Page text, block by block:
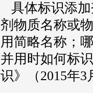
具体标识添加
剂物质名称或
用简略名称；
并用时如何标
识》（2015年3